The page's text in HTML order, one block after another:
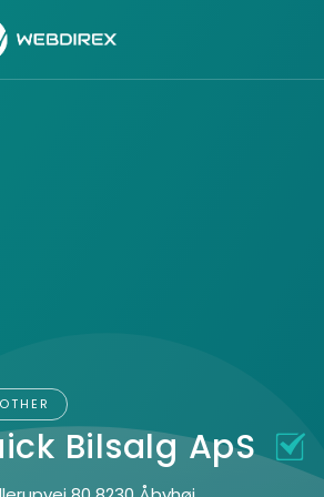
OTHER
Bilsalg ApS